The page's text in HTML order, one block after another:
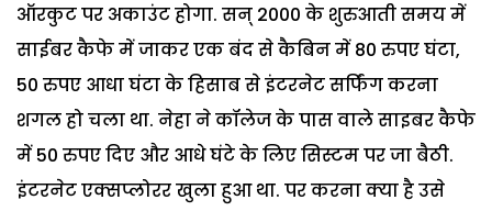
ऑरकुट पर अकाउंट होगा. सन् 2000 के शुरुआती समय में
साईबर कैफे में जाकर एक बंद से कैबिन में 80 रुपए घंटा,
50 रुपए आधा घंटा के हिसाब से इंटरनेट सर्फिंग करना
शगल हो चला था. नेहा ने कॉलेज के पास वाले साइबर कैफे
में 50 रुपए दिए और आधे घंटे के लिए सिस्टम पर जा बैठी.
इंटरनेट एक्सप्लोरर खुला हुआ था. पर करना क्या है उसे